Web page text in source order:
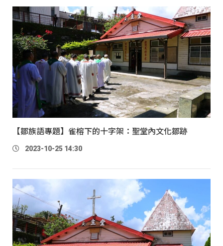
【鄒族語專題】雀榕下的十字架：聖堂內文化鄒跡
2023-10-25 14:30